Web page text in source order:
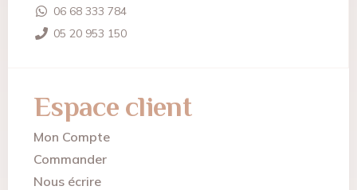
06 68 333 784
05 20 953 150
Espace client
Mon Compte
Commander
Nous écrire